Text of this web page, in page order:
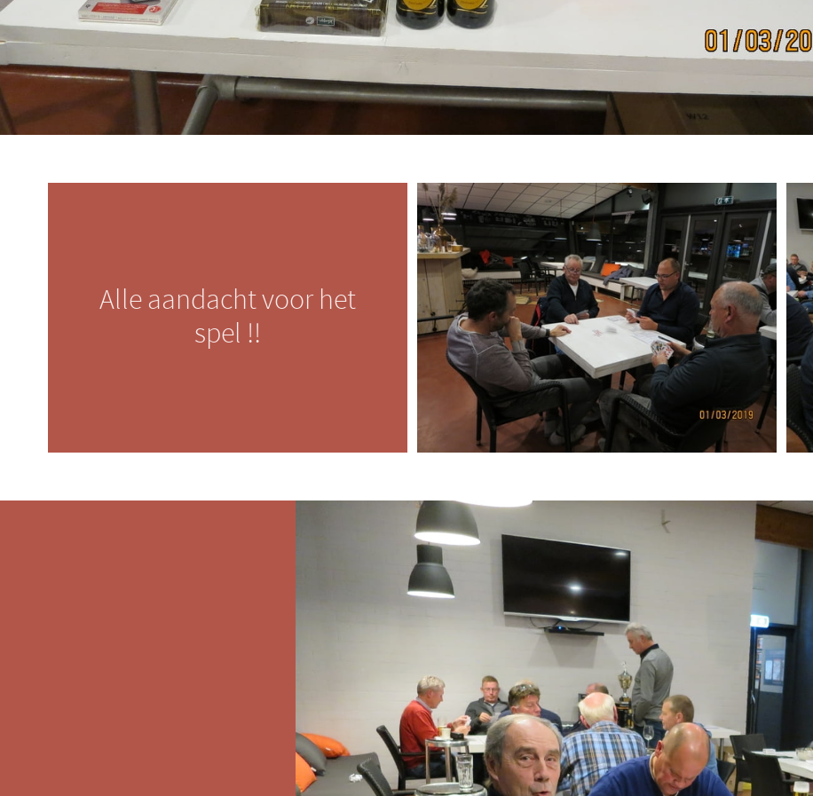
Alle aandacht voor het
spel !!